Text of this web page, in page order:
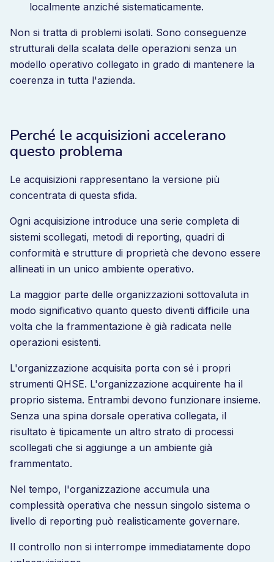
localmente anziché sistematicamente.
Non si tratta di problemi isolati. Sono conseguenze
strutturali della scalata delle operazioni senza un
modello operativo collegato in grado di mantenere la
coerenza in tutta l'azienda.
Perché le acquisizioni accelerano
questo problema
Le acquisizioni rappresentano la versione più
concentrata di questa sfida.
Ogni acquisizione introduce una serie completa di
sistemi scollegati, metodi di reporting, quadri di
conformità e strutture di proprietà che devono essere
allineati in un unico ambiente operativo.
La maggior parte delle organizzazioni sottovaluta in
modo significativo quanto questo diventi difficile una
volta che la frammentazione è già radicata nelle
operazioni esistenti.
L'organizzazione acquisita porta con sé i propri
strumenti QHSE. L'organizzazione acquirente ha il
proprio sistema. Entrambi devono funzionare insieme.
Senza una spina dorsale operativa collegata, il
risultato è tipicamente un altro strato di processi
scollegati che si aggiunge a un ambiente già
frammentato.
Nel tempo, l'organizzazione accumula una
complessità operativa che nessun singolo sistema o
livello di reporting può realisticamente governare.
Il controllo non si interrompe immediatamente dopo